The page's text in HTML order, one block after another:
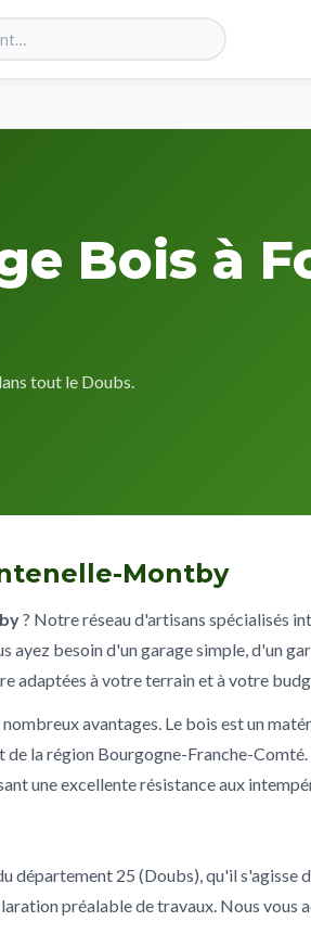
Bois à
tout le Doubs.
Montby
? Notre réseau d'artisans spécialisés
besoin d'un garage simple, d'un
adaptées à votre terrain et à votre
avantages. Le bois est un
la région Bourgogne-Franche-
une excellente résistance aux
département 25 (Doubs), qu'il s'agisse
préalable de travaux. Nous vous